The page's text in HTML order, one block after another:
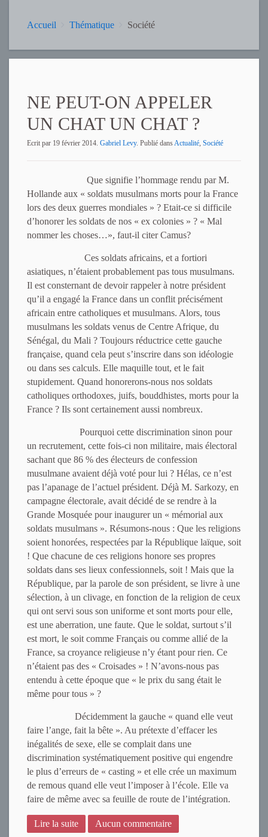
Accueil Thématique Société
NE PEUT-ON APPELER
UN CHAT UN CHAT ?
Ecrit par 19 février 2014. Gabriel Levy. Publié dansActualité, Société
Que signifie l’hommage rendu par M.
Hollande aux « soldats musulmans morts pour la France
lors des deux guerres mondiales » ? Etait-ce si difficile
d’honorer les soldats de nos « ex colonies » ? « Mal
nommer les choses…», faut-il citer Camus?
Ces soldats africains, et a fortiori
asiatiques, n’étaient probablement pas tous musulmans.
Il est consternant de devoir rappeler à notre président
qu’il a engagé la France dans un conflit précisément
africain entre catholiques et musulmans. Alors, tous
musulmans les soldats venus de Centre Afrique, du
Sénégal, du Mali ? Toujours réductrice cette gauche
française, quand cela peut s’inscrire dans son idéologie
ou dans ses calculs. Elle maquille tout, et le fait
stupidement. Quand honorerons-nous nos soldats
catholiques orthodoxes, juifs, bouddhistes, morts pour la
France ? Ils sont certainement aussi nombreux.
Pourquoi cette discrimination sinon pour
un recrutement, cette fois-ci non militaire, mais électoral
sachant que 86 % des électeurs de confession
musulmane avaient déjà voté pour lui ? Hélas, ce n’est
pas l’apanage de l’actuel président. Déjà M. Sarkozy, en
campagne électorale, avait décidé de se rendre à la
Grande Mosquée pour inaugurer un « mémorial aux
soldats musulmans ». Résumons-nous : Que les religions
soient honorées, respectées par la République laïque, soit
! Que chacune de ces religions honore ses propres
soldats dans ses lieux confessionnels, soit ! Mais que la
République, par la parole de son président, se livre à une
sélection, à un clivage, en fonction de la religion de ceux
qui ont servi sous son uniforme et sont morts pour elle,
est une aberration, une faute. Que le soldat, surtout s’il
est mort, le soit comme Français ou comme allié de la
France, sa croyance religieuse n’y étant pour rien. Ce
n’étaient pas des « Croisades » ! N’avons-nous pas
entendu à cette époque que « le prix du sang était le
même pour tous » ?
Décidemment la gauche « quand elle veut
faire l’ange, fait la bête ». Au prétexte d’effacer les
inégalités de sexe, elle se complait dans une
discrimination systématiquement positive qui engendre
le plus d’erreurs de « casting » et elle crée un maximum
de remous quand elle veut l’imposer à l’école. Elle va
faire de même avec sa feuille de route de l’intégration.
Lire la suite Aucun commentaire